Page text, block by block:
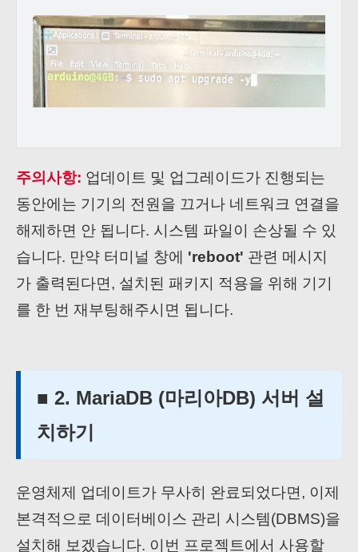
주의사항: 업데이트 및 업그레이드가 진행되는
동안에는 기기의 전원을 끄거나 네트워크 연결을
해제하면 안 됩니다. 시스템 파일이 손상될 수 있
습니다. 만약 터미널 창에 'reboot' 관련 메시지
가 출력된다면, 설치된 패키지 적용을 위해 기기
를 한 번 재부팅해주시면 됩니다.
■ 2. MariaDB (마리아DB) 서버 설
치하기
운영체제 업데이트가 무사히 완료되었다면, 이제
본격적으로 데이터베이스 관리 시스템(DBMS)을
설치해 보겠습니다. 이번 프로젝트에서 사용할